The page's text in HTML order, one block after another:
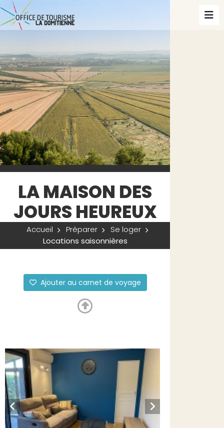
LA MAISON DES
JOURS HEUREUX
Accueil Préparer
Se loger
Locations saisonnières
Ajouter au carnet de voyage